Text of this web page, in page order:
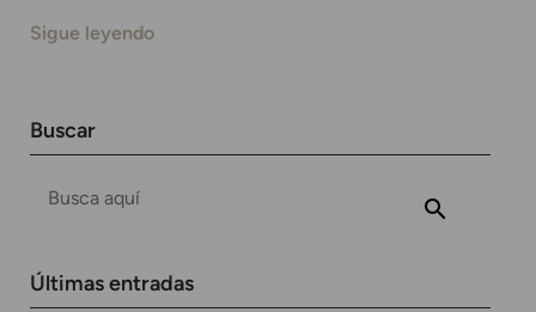
Sigue leyendo
Buscar
Últimas entradas